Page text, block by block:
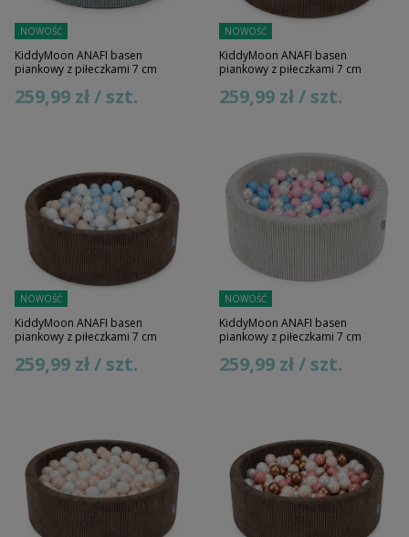
NOWOŚĆ
KiddyMoon ANAFI basen
piankowy z piłeczkami 7 cm
259,99 zł / szt.
NOWOŚĆ
KiddyMoon ANAFI basen
piankowy z piłeczkami 7 cm
259,99 zł / szt.
NOWOŚĆ
KiddyMoon ANAFI basen
piankowy z piłeczkami 7 cm
259,99 zł / szt.
NOWOŚĆ
KiddyMoon ANAFI basen
piankowy z piłeczkami 7 cm
259,99 zł / szt.